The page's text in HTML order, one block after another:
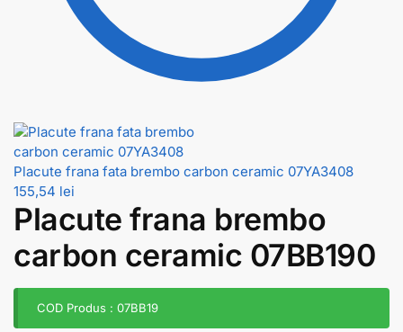
Placute frana fata brembo carbon ceramic 07YA3408
155,54 lei
Placute frana brembo
carbon ceramic 07BB190
COD Produs : 07BB19